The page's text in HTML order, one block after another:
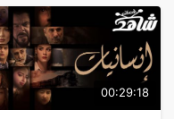
00:29:18